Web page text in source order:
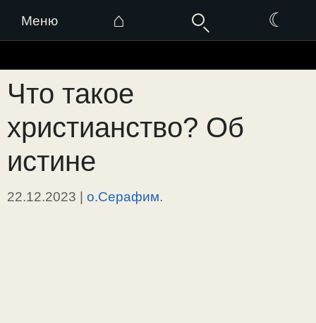
Меню ⌂ ☾
к
содержимому
Что такое
христианство? Об
истине
22.12.2023 | о.Серафим.